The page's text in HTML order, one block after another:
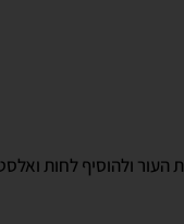
ולהוסיף לחות